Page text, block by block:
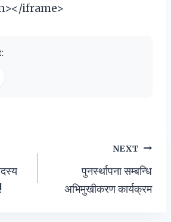
iframe>
NEXT
पुनर्स्थापना सम्बन्धि
अभिमुखीकरण कार्यक्रम